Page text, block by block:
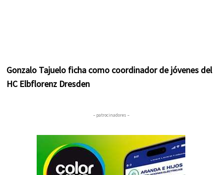
Gonzalo Tajuelo ficha como coordinador de jóvenes del
HC Elbflorenz Dresden
– patrocinadores –